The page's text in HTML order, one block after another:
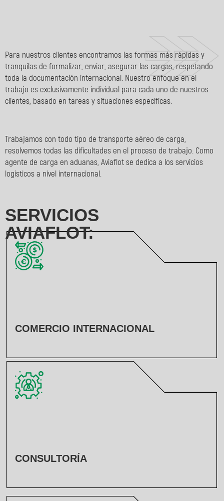
Para nuestros clientes encontramos las formas más rápidas y
tranquilas de formalizar, enviar, asegurar las cargas, respetando
toda la documentación internacional. Nuestro enfoque en el
trabajo es exclusivamente individual para cada uno de nuestros
clientes, basado en tareas y situaciones específicas.
Trabajamos con todo tipo de transporte aéreo de carga,
resolvemos todas las dificultades en el proceso de trabajo. Como
agente de carga en aduanas, Aviaflot se dedica a los servicios
logísticos a nivel internacional.
CONSULTORÍA
COMERCIO INTERNACIONAL
SERVICIOS
AVIAFLOT: